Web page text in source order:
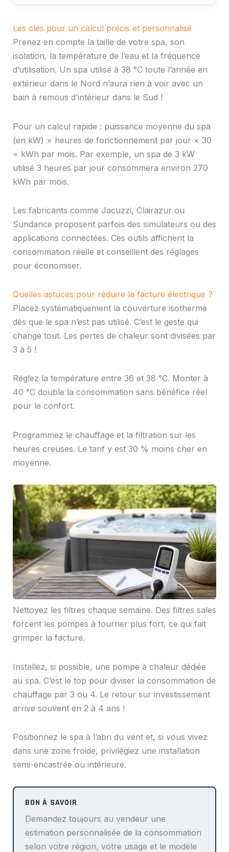
Les clés pour un calcul précis et personnalisé
Prenez en compte la taille de votre spa, son
isolation, la température de l’eau et la fréquence
d’utilisation. Un spa utilisé à 38 °C toute l’année en
extérieur dans le Nord n’aura rien à voir avec un
bain à remous d’intérieur dans le Sud !
Pour un calcul rapide : puissance moyenne du spa
(en kW) × heures de fonctionnement par jour × 30
= kWh par mois. Par exemple, un spa de 3 kW
utilisé 3 heures par jour consommera environ 270
kWh par mois.
Les fabricants comme Jacuzzi, Clairazur ou
Sundance proposent parfois des simulateurs ou des
applications connectées. Ces outils affichent la
consommation réelle et conseillent des réglages
pour économiser.
Quelles astuces pour réduire la facture électrique ?
Placez systématiquement la couverture isotherme
dès que le spa n’est pas utilisé. C’est le geste qui
change tout. Les pertes de chaleur sont divisées par
3 à 5 !
Réglez la température entre 36 et 38 °C. Monter à
40 °C double la consommation sans bénéfice réel
pour le confort.
Programmez le chauffage et la filtration sur les
heures creuses. Le tarif y est 30 % moins cher en
moyenne.
Nettoyez les filtres chaque semaine. Des filtres sales
forcent les pompes à tourner plus fort, ce qui fait
grimper la facture.
Installez, si possible, une pompe à chaleur dédiée
au spa. C’est le top pour diviser la consommation de
chauffage par 3 ou 4. Le retour sur investissement
arrive souvent en 2 à 4 ans !
Positionnez le spa à l’abri du vent et, si vous vivez
dans une zone froide, privilégiez une installation
semi-encastrée ou intérieure.
Demandez toujours au vendeur une
estimation personnalisée de la consommation
selon votre région, votre usage et le modèle